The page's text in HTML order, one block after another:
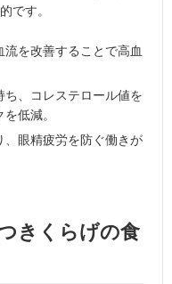
です。
流を改善することで高血
ち、コレステロール値を
低減。
、眼精疲労を防ぐ働きが
きくらげの食